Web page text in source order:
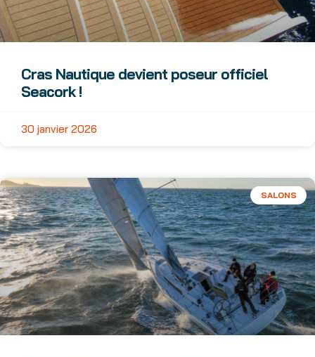
Cras Nautique devient poseur officiel
Seacork !
30 janvier 2026
SALONS